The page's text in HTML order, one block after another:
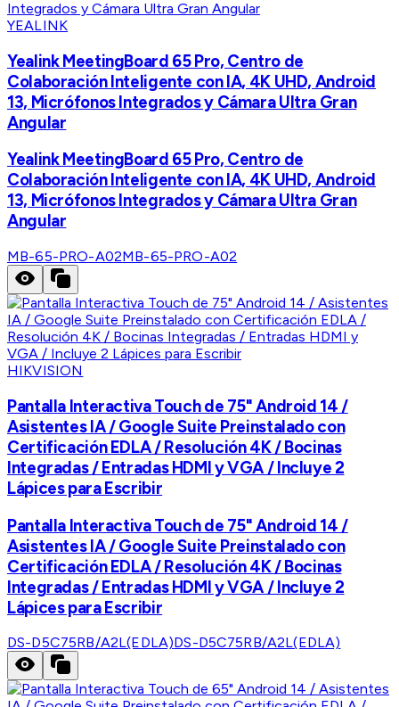
YEALINK
Yealink MeetingBoard 65 Pro, Centro de
Colaboración Inteligente con IA, 4K UHD, Android
13, Micrófonos Integrados y Cámara Ultra Gran
Angular
Yealink MeetingBoard 65 Pro, Centro de
Colaboración Inteligente con IA, 4K UHD, Android
13, Micrófonos Integrados y Cámara Ultra Gran
Angular
MB-65-PRO-A02MB-65-PRO-A02
HIKVISION
Pantalla Interactiva Touch de 75" Android 14 /
Asistentes IA / Google Suite Preinstalado con
Certificación EDLA / Resolución 4K / Bocinas
Integradas / Entradas HDMI y VGA / Incluye 2
Lápices para Escribir
Pantalla Interactiva Touch de 75" Android 14 /
Asistentes IA / Google Suite Preinstalado con
Certificación EDLA / Resolución 4K / Bocinas
Integradas / Entradas HDMI y VGA / Incluye 2
Lápices para Escribir
DS-D5C75RB/A2L(EDLA)DS-D5C75RB/A2L(EDLA)